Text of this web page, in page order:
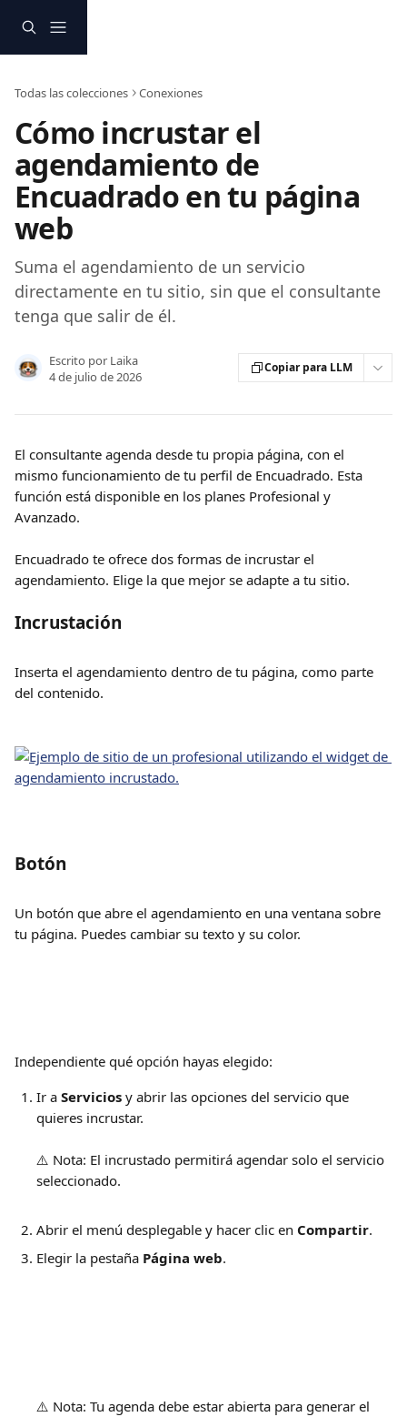
Todas las colecciones Conexiones
Cómo incrustar el
agendamiento de
Encuadrado en tu página
web
Suma el agendamiento de un servicio
directamente en tu sitio, sin que el consultante
tenga que salir de él.
Escrito por Laika
4 de julio de 2026
Copiar para LLM
El consultante agenda desde tu propia página, con el
mismo funcionamiento de tu perfil de Encuadrado. Esta
función está disponible en los planes Profesional y
Avanzado.
Encuadrado te ofrece dos formas de incrustar el
agendamiento. Elige la que mejor se adapte a tu sitio.
Incrustación
Inserta el agendamiento dentro de tu página, como parte
del contenido.
Botón
Un botón que abre el agendamiento en una ventana sobre
tu página. Puedes cambiar su texto y su color.
Independiente qué opción hayas elegido:
Ir a Servicios y abrir las opciones del servicio que
quieres incrustar.
⚠️ Nota: El incrustado permitirá agendar solo el servicio
seleccionado.
Abrir el menú desplegable y hacer clic en Compartir.
Elegir la pestaña Página web.
⚠️ Nota: Tu agenda debe estar abierta para generar el